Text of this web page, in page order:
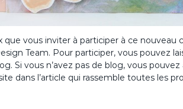
que vous inviter à participer à ce nouveau
Team. Pour participer, vous pouvez
Si vous n’avez pas de blog, vous
dans l’article qui rassemble toutes les